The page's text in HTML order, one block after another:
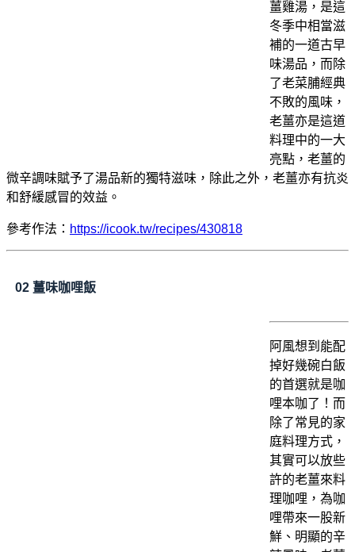
薑雞湯，是這
冬季中相當滋
補的一道古早
味湯品，而除
了老菜脯經典
不敗的風味，
老薑亦是這道
料理中的一大
亮點，老薑的
微辛調味賦予了湯品新的獨特滋味，除此之外，老薑亦有抗炎
和舒緩感冒的效益。
參考作法： https://icook.tw/recipes/430818
02 薑味咖哩飯
阿風想到能配
掉好幾碗白飯
的首選就是咖
哩本咖了！而
除了常見的家
庭料理方式，
其實可以放些
許的老薑來料
理咖哩，為咖
哩帶來一股新
鮮、明顯的辛